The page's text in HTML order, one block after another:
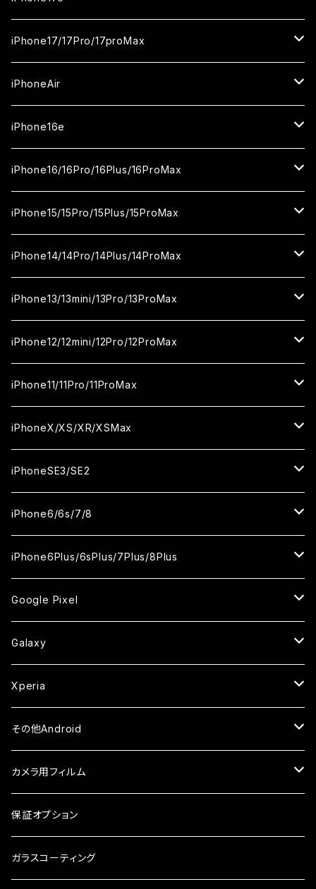
ガラスフィルム
セラミックフィルム
カメラ用フィルム
iPhone17/17Pro/17proMax
iPhone17
ガラスフィルム
セラミックフィルム
iPhone17Pro
ガラスフィルム
セラミックフィルム
iPhone17proMax
ガラスフィルム
セラミックフィルム
iPhoneAir
ガラスフィルム
セラミックフィルム
カメラ用フィルム
iPhone16e
ガラスフィルム
セラミックフィルム
カメラ用フィルム
iPhone16/16Pro/16Plus/16ProMax
iPhone16
ガラスフィルム
セラミックフィルム
iPhone16Pro
ガラスフィルム
セラミックフィルム
iPhone16Plus
ガラスフィルム
セラミックフィルム
iPhone16ProMax
ガラスフィルム
セラミックフィルム
iPhone15/15Pro/15Plus/15ProMax
iPhone15
ガラスフィルム
セラミックフィルム
iPhone15Pro
ガラスフィルム
セラミックフィルム
iPhone15Plus
ガラスフィルム
セラミックフィルム
iPhone15ProMax
ガラスフィルム
セラミックフィルム
iPhone14/14Pro/14Plus/14ProMax
iPhone14
ガラスフィルム
セラミックフィルム
iPhone14Pro
ガラスフィルム
セラミックフィルム
iPhone14Plus
ガラスフィルム
セラミックフィルム
iPhone14ProMax
ガラスフィルム
セラミックフィルム
iPhone13/13mini/13Pro/13ProMax
iPhone13/13Pro
ガラスフィルム
セラミックフィルム
iPhone13mini
ガラスフィルム
セラミックフィルム
iPhone13ProMax
ガラスフィルム
セラミックフィルム
iPhone12/12mini/12Pro/12ProMax
iPhone12/12Pro
ガラスフィルム
セラミックフィルム
iPhone12mini
ガラスフィルム
セラミックフィルム
iPhone12ProMax
ガラスフィルム
セラミックフィルム
iPhone11/11Pro/11ProMax
iPhone11
ガラスフィルム
セラミックフィルム
iPhone11Pro
ガラスフィルム
セラミックフィルム
iPhone11Pro Max
ガラスフィルム
セラミックフィルム
iPhoneX/XS/XR/XSMax
iPhoneX
ガラスフィルム
セラミックフィルム
iPhoneXS
ガラスフィルム
セラミックフィルム
iPhoneXR
ガラスフィルム
セラミックフィルム
iPhoneXSMax
ガラスフィルム
セラミックフィルム
iPhoneSE3/SE2
iPhoneSE3
ガラスフィルム
ケース
iPhoneSE2
ガラスフィルム
ケース
iPhone6/6s/7/8
iPhone8
ガラスフィルム
セラミックフィルム
iPhone7
ガラスフィルム
セラミックフィルム
iPhone6s
ガラスフィルム
ケース・カバー
iPhone6
ガラスフィルム
ケース・カバー
iPhone6Plus/6sPlus/7Plus/8Plus
iPhone6Plus
ガラスフィルム
ケース
iPhone6sPlus
ガラスフィルム
ケース
iPhone7Plus
ガラスフィルム
ケース
iPhone8Plus
ガラスフィルム
ケース
Google Pixel
ガラスフィルム
セラミックフィルム
ケース
Galaxy
ガラスフィルム
セラミックフィルム
ケース
Xperia
ガラスフィルム
その他Android
AQUOS
ガラスフィルム
arrows
ガラスフィルム
シンプルスマホ
カメラ用フィルム
iPhone
iPhone17e
Android
保証オプション
ガラスコーティング